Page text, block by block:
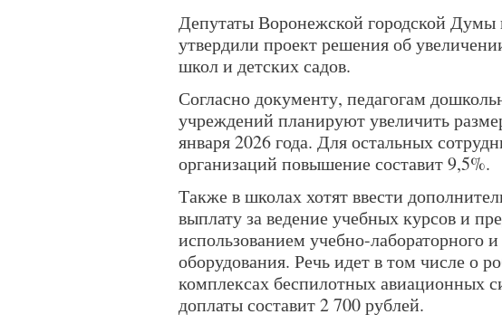
Депутаты Воронежской городской Думы
утвердили проект решения об
школ и детских садов.
Согласно документу, педагогам
учреждений планируют увеличить
января 2026 года. Для остальных
организаций повышение составит 9,5%.
Также в школах хотят ввести
выплату за ведение учебных курсов и
использованием учебно-лабораторного
оборудования. Речь идет в том числе о
комплексах беспилотных авиационных
доплаты составит 2 700 рублей.